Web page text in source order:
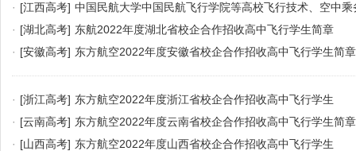
· [江西高考] 中国民航大学中国民航飞行学院等高校飞行技术、空中
业2022年在赣招生加试工作的通知
· [湖北高考] 东航2022年度湖北省校企合作招收高中飞行学生简章
· [安徽高考] 东方航空2022年度安徽省校企合作招收高中飞行学生简章
· [浙江高考] 东方航空2022年度浙江省校企合作招收高中飞行学生
· [云南高考] 东方航空2022年度云南省校企合作招收高中飞行学生简章
· [山西高考] 东方航空2022年度山西省校企合作招收高中飞行学生